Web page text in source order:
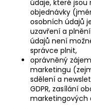
údaje, které
objednávky
osobních údajů
uzavření a
údajů není
správce plnit,
oprávněný
marketingu
sdělení a
GDPR, zasílání
marketingových